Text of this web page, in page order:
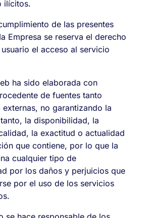
ilícitos.
de las presentes
Empresa se reserva el derecho
el acceso al servicio
ha sido elaborada con
de fuentes tanto
externas, no garantizando la
la disponibilidad, la
la exactitud o actualidad
que contiene, por lo que la
cualquier tipo de
por los daños y perjuicios que
por el uso de los servicios